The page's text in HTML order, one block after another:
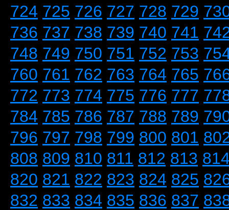
724 725 726 727 728 729
736 737 738 739 740 741
748 749 750 751 752 753
760 761 762 763 764 765
772 773 774 775 776 777
784 785 786 787 788 789
796 797 798 799 800 801
808 809 810 811 812 813
820 821 822 823 824 825
832 833 834 835 836 837